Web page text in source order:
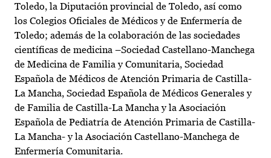
Toledo, la Diputación provincial de Toledo, así como
los Colegios Oficiales de Médicos y de Enfermería de
Toledo; además de la colaboración de las sociedades
científicas de medicina –Sociedad Castellano-Manchega
de Medicina de Familia y Comunitaria, Sociedad
Española de Médicos de Atención Primaria de Castilla-
La Mancha, Sociedad Española de Médicos Generales y
de Familia de Castilla-La Mancha y la Asociación
Española de Pediatría de Atención Primaria de Castilla-
La Mancha- y la Asociación Castellano-Manchega de
Enfermería Comunitaria.